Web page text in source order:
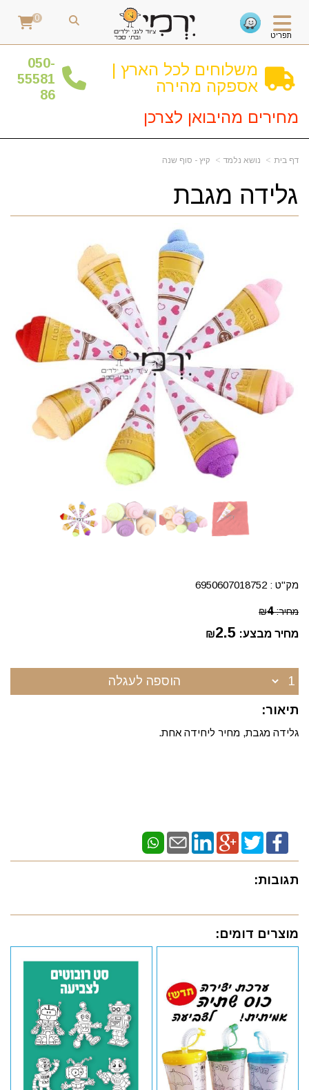
תפריט
0
משלוחים לכל הארץ |
אספקה מהירה
050-
55581
86
מחירים מהיבואן לצרכן
דף בית נושא נלמד קיץ - סוף שנה
גלידה מגבת
מק"ט : 6950607018752
מחיר: ₪4
מחיר מבצע: ₪2.5
הוספה לעגלה
תיאור:
גלידה מגבת, מחיר ליחידה אחת.
תגובות:
מוצרים דומים: